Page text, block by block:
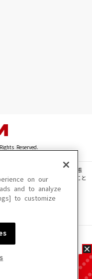
Reserved.
・動画・音声等を、手段や形態
、転載、ファイル化などすること
い場合があります。
場合があります。
on our
and to analyze
to customize